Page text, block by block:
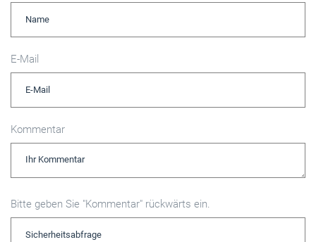
E-Mail
Kommentar
Bitte geben Sie "Kommentar" rückwärts ein.